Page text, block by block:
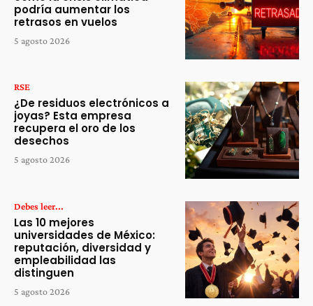
podría aumentar los
retrasos en vuelos
5 agosto 2026
RSE
¿De residuos electrónicos a
joyas? Esta empresa
recupera el oro de los
desechos
5 agosto 2026
Debes leer...
Las 10 mejores
universidades de México:
reputación, diversidad y
empleabilidad las
distinguen
5 agosto 2026